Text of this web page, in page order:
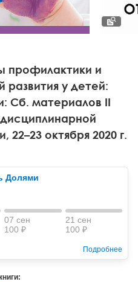
атаки
гипноз и НЛП
психология
профилактики и
у детей:
Сб. материалов II
октября 2020 г.
Долями
07 сен
100 ₽
21 сен
100 ₽
Подробнее